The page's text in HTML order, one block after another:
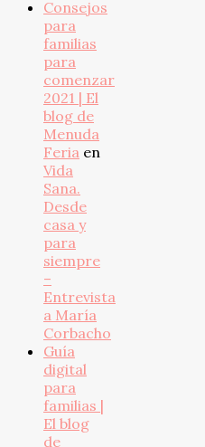
Consejos
para
familias
para
comenzar
2021 | El
blog de
Menuda
Feria en
Vida
Sana.
Desde
casa y
para
siempre
–
Entrevista
a María
Corbacho
Guía
digital
para
familias |
El blog
de